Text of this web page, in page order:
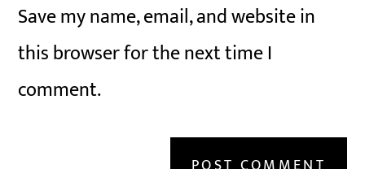
Save my name, email, and website in
this browser for the next time I
comment.